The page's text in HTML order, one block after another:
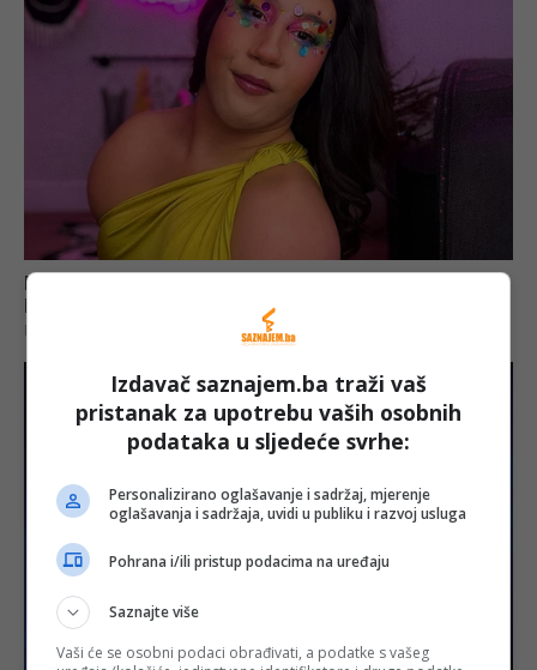
Izdavač saznajem.ba traži vaš
pristanak za upotrebu vaših osobnih
podataka u sljedeće svrhe:
Personalizirano oglašavanje i sadržaj, mjerenje
oglašavanja i sadržaja, uvidi u publiku i razvoj usluga
Pohrana i/ili pristup podacima na uređaju
Saznajte više
Vaši će se osobni podaci obrađivati, a podatke s vašeg